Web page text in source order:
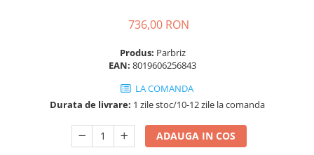
736,00 RON
Produs: Parbriz
EAN: 8019606256843
LA COMANDA
Durata de livrare: 1 zile stoc/10-12 zile la comanda
ADAUGA IN COS